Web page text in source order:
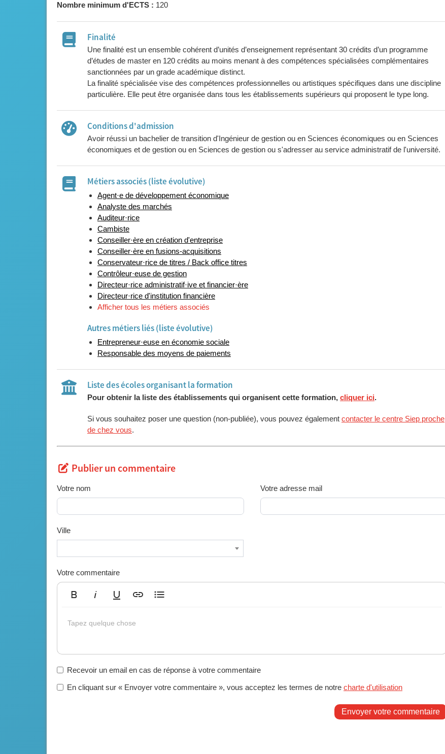
Nombre minimum d'ECTS : 120
Finalité
Une finalité est un ensemble cohérent d’unités d’enseignement représentant 30 crédits d’un programme
d’études de master en 120 crédits au moins menant à des compétences spécialisées complémentaires
sanctionnées par un grade académique distinct.
La finalité spécialisée vise des compétences professionnelles ou artistiques spécifiques dans une discipline
particulière. Elle peut être organisée dans tous les établissements supérieurs qui proposent le type long.
Conditions d'admission
Avoir réussi un bachelier de transition d'Ingénieur de gestion ou en Sciences économiques ou en Sciences
économiques et de gestion ou en Sciences de gestion ou s'adresser au service administratif de l'université.
Métiers associés (liste évolutive)
Agent·e de développement économique
Analyste des marchés
Auditeur·rice
Cambiste
Conseiller·ère en création d'entreprise
Conseiller·ère en fusions-acquisitions
Conservateur·rice de titres / Back office titres
Contrôleur·euse de gestion
Directeur·rice administratif·ive et financier·ère
Directeur·rice d'institution financière
Afficher tous les métiers associés
Autres métiers liés (liste évolutive)
Entrepreneur·euse en économie sociale
Responsable des moyens de paiements
Liste des écoles organisant la formation
Pour obtenir la liste des établissements qui organisent cette formation, cliquer ici.
Si vous souhaitez poser une question (non-publiée), vous pouvez également contacter le centre Siep proche
de chez vous.
Publier un commentaire
Votre nom Votre adresse mail
Ville
Votre commentaire
Tapez quelque chose
Recevoir un email en cas de réponse à votre commentaire
En cliquant sur « Envoyer votre commentaire », vous acceptez les termes de notre charte d'utilisation
Envoyer votre commentaire